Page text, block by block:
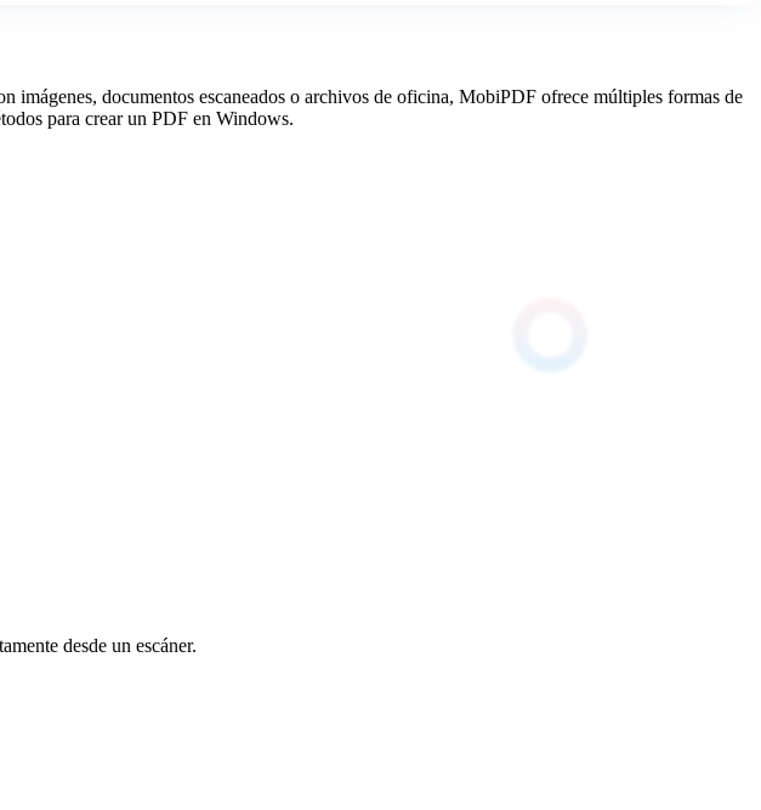
imágenes, documentos escaneados o archivos de oficina, MobiPDF ofrece múltiples formas de
para crear un PDF en Windows.
desde un escáner.